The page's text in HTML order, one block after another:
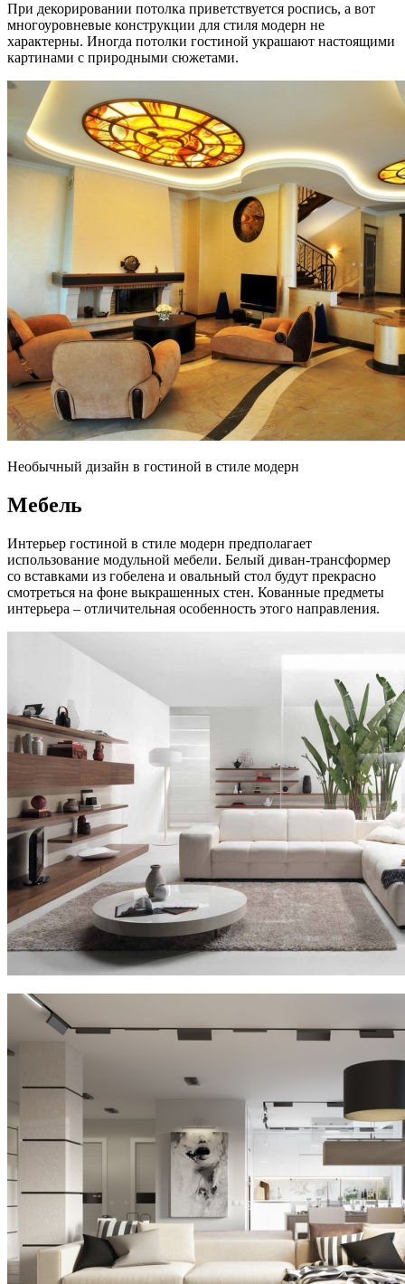
При декорировании потолка приветствуется роспись, а вот
многоуровневые конструкции для стиля модерн не
характерны. Иногда потолки гостиной украшают настоящими
картинами с природными сюжетами.
Необычный дизайн в гостиной в стиле модерн
Мебель
Интерьер гостиной в стиле модерн предполагает
использование модульной мебели. Белый диван-трансформер
со вставками из гобелена и овальный стол будут прекрасно
смотреться на фоне выкрашенных стен. Кованные предметы
интерьера – отличительная особенность этого направления.